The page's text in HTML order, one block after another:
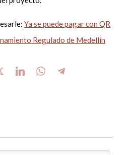
Ya se puede pagar con QR
Regulado de Medellín